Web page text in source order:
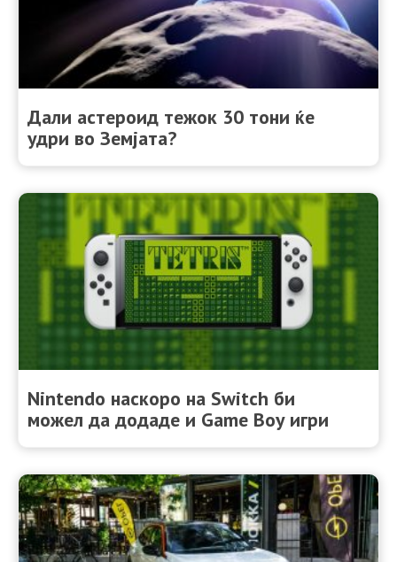
Дали астероид тежок 30 тони ќе
удри во Земјата?
Nintendo наскоро на Switch би
можел да додаде и Game Boy игри